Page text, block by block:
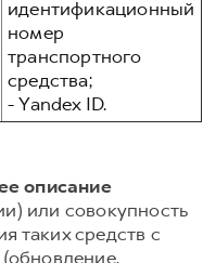
идентификационный
номер
транспортного
средства;
- Yandex ID.
описание
или совокупность
таких средств с